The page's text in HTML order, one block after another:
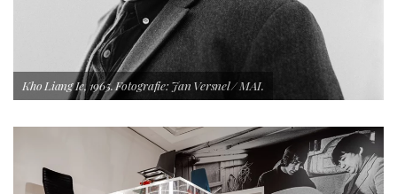
Kho Liang Ie, 1965. Fotografie: Jan Versnel / MAI.